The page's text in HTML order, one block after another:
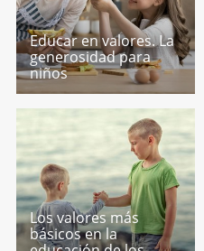
Educar en valores. La
generosidad para
niños
Los valores más
básicos en la